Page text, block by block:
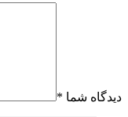
دیدگاه شما *